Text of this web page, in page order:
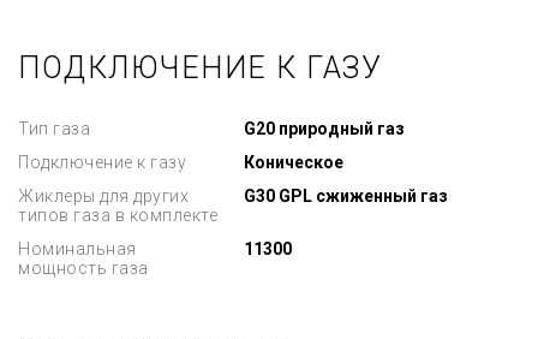
ПОДКЛЮЧЕНИЕ К ГАЗУ
Тип газа
G20 природный газ
Подключение к газу
Коническое
Жиклеры для других
типов газа в комплекте
G30 GPL сжиженный газ
Номинальная
мощность газа
11300